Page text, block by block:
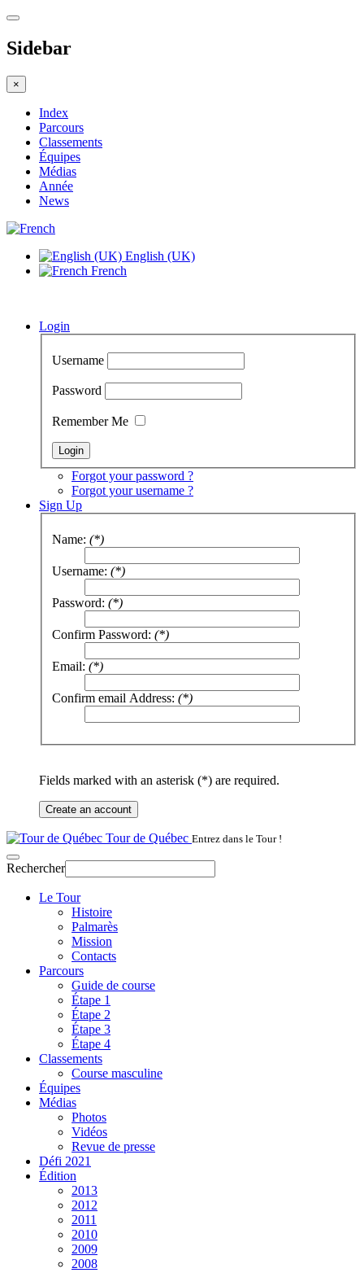
Sidebar
×
Index
Parcours
Classements
Équipes
Médias
Année
News
English (UK)
French
Login
Username
Password
Remember Me
Forgot your password ?
Forgot your username ?
Sign Up
Name: (*)
Username: (*)
Password: (*)
Confirm Password: (*)
Email: (*)
Confirm email Address: (*)
Fields marked with an asterisk (*) are required.
Create an account
Tour de Québec Entrez dans le Tour !
Rechercher
Le Tour
Histoire
Palmarès
Mission
Contacts
Parcours
Guide de course
Étape 1
Étape 2
Étape 3
Étape 4
Classements
Course masculine
Équipes
Médias
Photos
Vidéos
Revue de presse
Défi 2021
Édition
2013
2012
2011
2010
2009
2008